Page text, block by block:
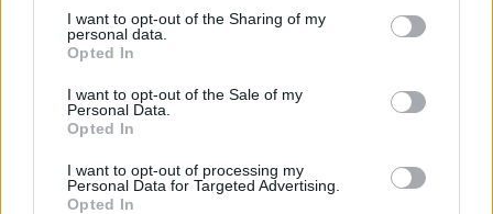
I want to opt-out of the Sharing of my
personal data.
Opted In
I want to opt-out of the Sale of my
Personal Data.
Opted In
I want to opt-out of processing my
Personal Data for Targeted Advertising.
Opted In
“Vergognoso, non finirà bene per le persone al
commentatoMartina Navratilova
, non
certo accusabile di essere salviniana.